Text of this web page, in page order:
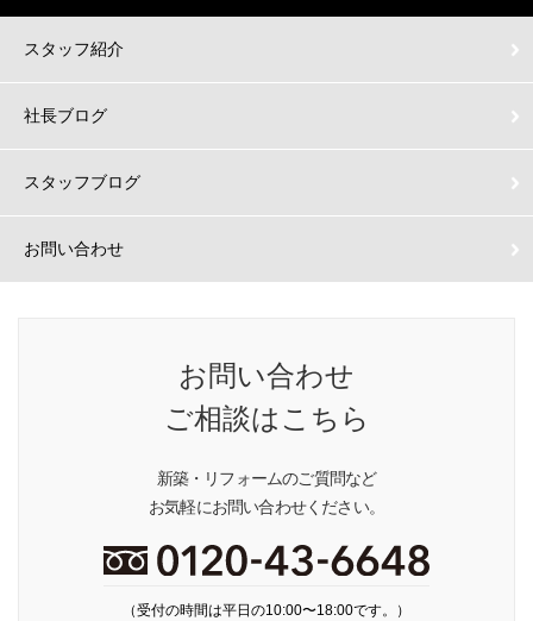
スタッフ紹介
社長ブログ
スタッフブログ
お問い合わせ
お問い合わせ
ご相談はこちら
新築・リフォームのご質問など
お気軽にお問い合わせください。
（受付の時間は平日の10:00〜18:00です。）